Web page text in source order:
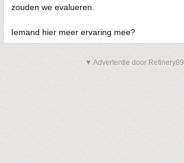
zouden we evalueren.
Iemand hier meer ervaring mee?
▼ Advertentie door Refinery89